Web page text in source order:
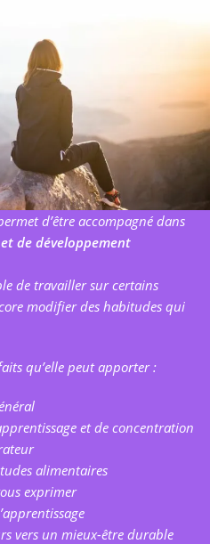
d’être accompagné dans
de développement
de travailler sur certains
modifier des habitudes qui
qu’elle peut apporter :
et de concentration
alimentaires
exprimer
vers un mieux-être durable